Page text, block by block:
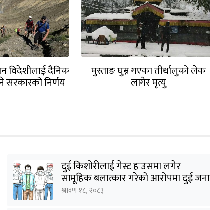
विदेशीलाई दैनिक
निर्णय
मुस्ताङ घुम्न गएका तीर्थालुको लेक
लागेर मृत्यु
दुई किशोरीलाई गेस्ट हाउसमा लगेर
सामूहिक बलात्कार गरेको आरोपमा दुई जना
पक्राउ
श्रावण १८, २०८३